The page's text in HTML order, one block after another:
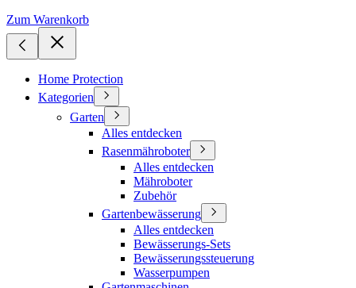
Zum Warenkorb
Home Protection
Kategorien
Garten
Alles entdecken
Rasenmähroboter
Alles entdecken
Mähroboter
Zubehör
Gartenbewässerung
Alles entdecken
Bewässerungs-Sets
Bewässerungssteuerung
Wasserpumpen